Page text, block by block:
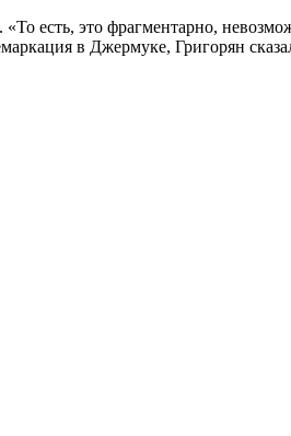
есть, это фрагментарно,
в Джермуке, Григорян